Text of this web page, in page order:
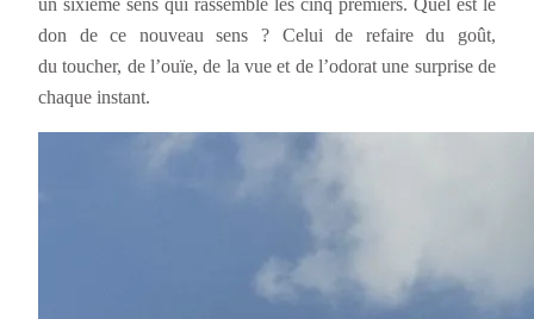
don de ce nouveau sens ? Celui de refaire du goût,
du toucher, de l’ouïe, de la vue et de l’odorat une surprise de
chaque instant.